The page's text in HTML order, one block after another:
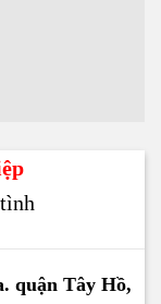
quận Tây Hồ,